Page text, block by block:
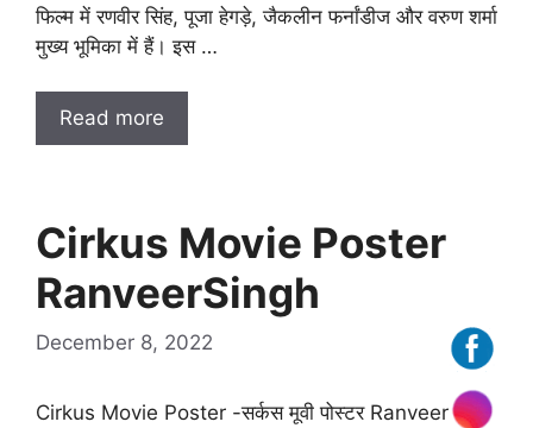
फिल्म में रणवीर सिंह, पूजा हेगड़े, जैकलीन फर्नांडीज और वरुण शर्मा
मुख्य भूमिका में हैं। इस …
Read more
Cirkus Movie Poster
RanveerSingh
December 8, 2022
Cirkus Movie Poster -सर्कस मूवी पोस्टर Ranveer